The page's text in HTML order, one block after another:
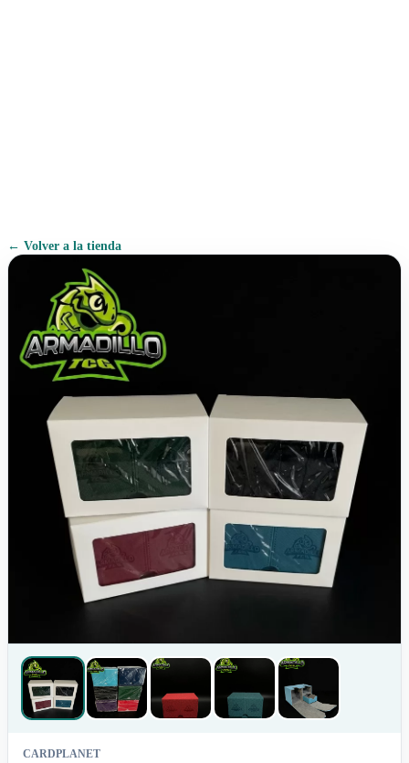
← Volver a la tienda
CARDPLANET